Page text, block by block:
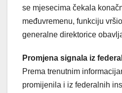
se mjesecima čekala
međuvremenu, funkciju
generalne direktorice
Promjena signala iz
Prema trenutnim
promijenila i iz federalnih